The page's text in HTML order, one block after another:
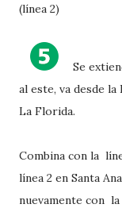
(línea 2)
Se
al este, va desde
La Florida.
Combina con la
línea 2 en Santa
nuevamente con la